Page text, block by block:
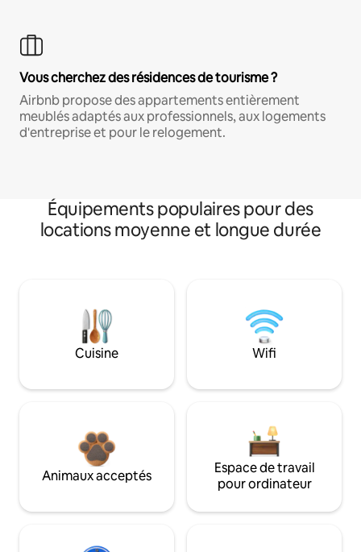
Vous cherchez des résidences de tourisme ?
Airbnb propose des appartements entièrement
meublés adaptés aux professionnels, aux logements
d'entreprise et pour le relogement.
Équipements populaires pour des
locations moyenne et longue durée
Cuisine Wifi
Animaux acceptés
Espace de travail
pour ordinateur